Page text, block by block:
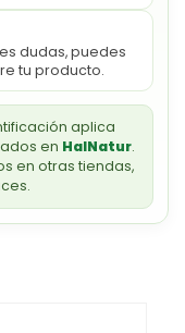
dudas, puedes
tu producto.
aplica
en HalNatur.
en otras tiendas,